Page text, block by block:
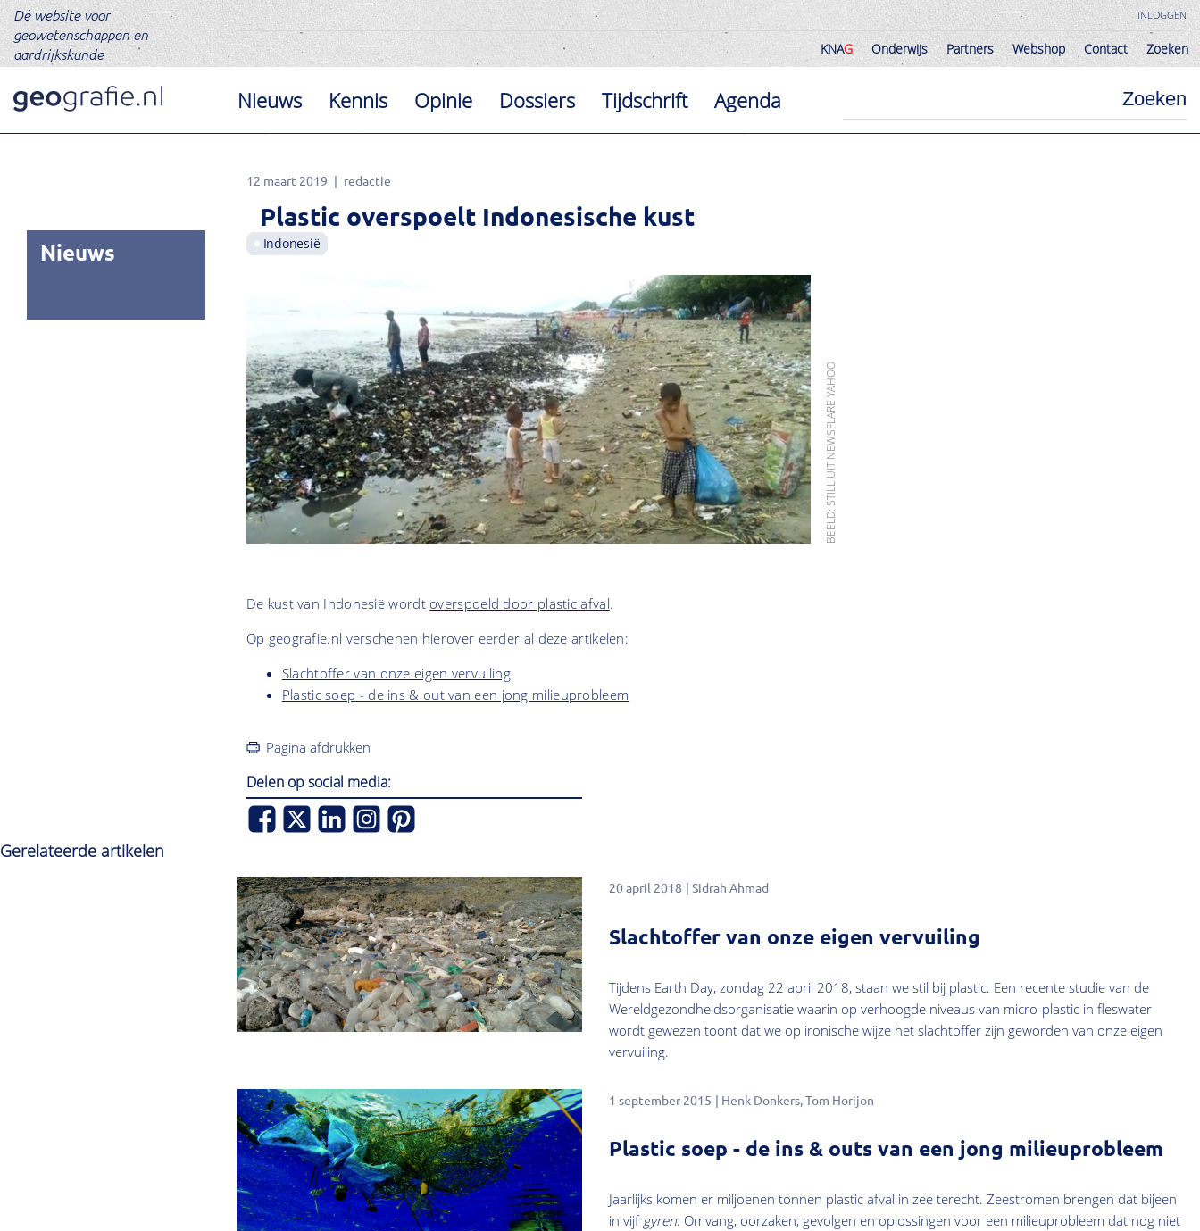
Dé website voor
geowetenschappen en
aardrijkskunde
INLOGGEN
KNAG Onderwijs Partners Webshop Contact Zoeken
Nieuws Kennis Opinie Dossiers Tijdschrift Agenda
12 maart 2019 redactie
Plastic overspoelt Indonesische kust
Indonesië
Nieuws
BEELD: STILL UIT NEWSFLARE YAHOO
De kust van Indonesië wordt overspoeld door plastic afval.
Op geografie.nl verschenen hierover eerder al deze artikelen:
Slachtoffer van onze eigen vervuiling
Plastic soep - de ins & out van een jong milieuprobleem
Pagina afdrukken
Delen op social media:
Gerelateerde artikelen
20 april 2018 Sidrah Ahmad
Slachtoffer van onze eigen vervuiling
Tijdens Earth Day, zondag 22 april 2018, staan we stil bij plastic. Een recente studie van de
Wereldgezondheidsorganisatie waarin op verhoogde niveaus van micro-plastic in fleswater
wordt gewezen toont dat we op ironische wijze het slachtoffer zijn geworden van onze eigen
vervuiling.
1 september 2015 Henk Donkers Tom Horijon
Plastic soep - de ins & outs van een jong milieuprobleem
Jaarlijks komen er miljoenen tonnen plastic afval in zee terecht. Zeestromen brengen dat bijeen
in vijf gyren. Omvang, oorzaken, gevolgen en oplossingen voor een milieuprobleem dat nog niet